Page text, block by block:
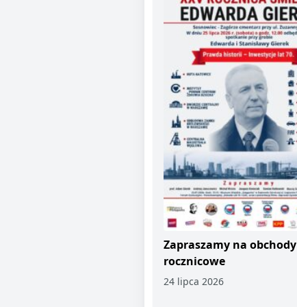
Zapraszamy na obchody
rocznicowe
24 lipca 2026